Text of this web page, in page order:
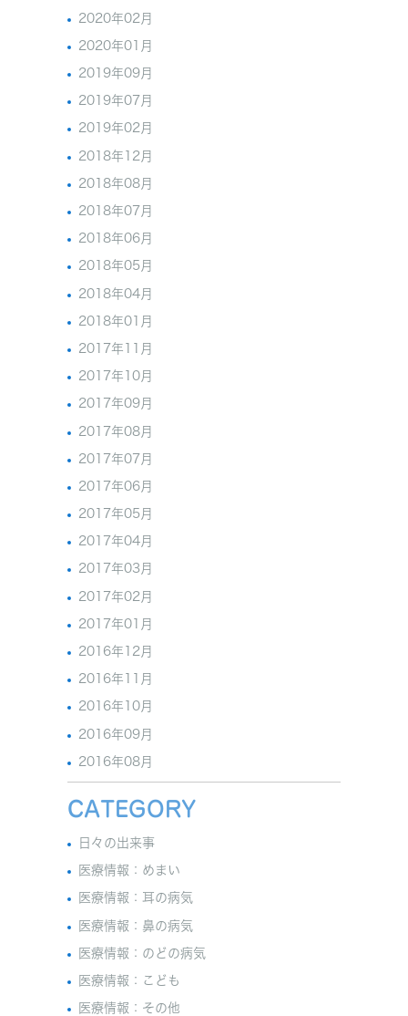
2020年02月
2020年01月
2019年09月
2019年07月
2019年02月
2018年12月
2018年08月
2018年07月
2018年06月
2018年05月
2018年04月
2018年01月
2017年11月
2017年10月
2017年09月
2017年08月
2017年07月
2017年06月
2017年05月
2017年04月
2017年03月
2017年02月
2017年01月
2016年12月
2016年11月
2016年10月
2016年09月
2016年08月
CATEGORY
日々の出来事
医療情報：めまい
医療情報：耳の病気
医療情報：鼻の病気
医療情報：のどの病気
医療情報：こども
医療情報：その他